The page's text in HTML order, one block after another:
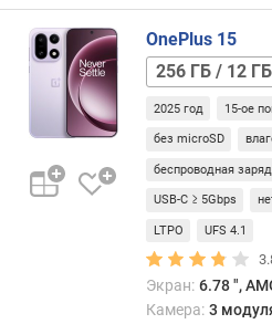
в
ы
х
к
о
г
OnePlus 15
256 ГБ
/
16 ГБ512 ГБ
12 ГБ
16 ГБ1 ТБ
16 ГБ
2025 год 15-ое
без microSD
беспроводная
USB-C ≥ 5Gbps
LTPO UFS 4.1
Экран: 6.78 ",
Камера: 3